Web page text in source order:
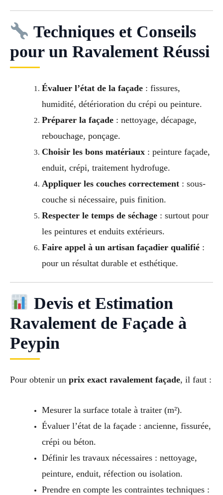
Techniques et Conseils
pour un Ravalement Réussi
Évaluer l’état de la façade: fissures,
humidité, détérioration du crépi ou peinture.
Préparer la façade: nettoyage, décapage,
rebouchage, ponçage.
Choisir les bons matériaux: peinture façade,
enduit, crépi, traitement hydrofuge.
Appliquer les couches correctement: sous-
couche si nécessaire, puis finition.
Respecter le temps de séchage: surtout pour
les peintures et enduits extérieurs.
Faire appel à un artisan façadier qualifié:
pour un résultat durable et esthétique.
Devis et Estimation
Ravalement de Façade à
Peypin
Pour obtenir un prix exact ravalement façade, il faut :
Mesurer la surface totale à traiter (m²).
Évaluer l’état de la façade : ancienne, fissurée,
crépi ou béton.
Définir les travaux nécessaires : nettoyage,
peinture, enduit, réfection ou isolation.
Prendre en compte les contraintes techniques :